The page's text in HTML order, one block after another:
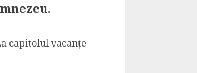
capitolul vacanțe